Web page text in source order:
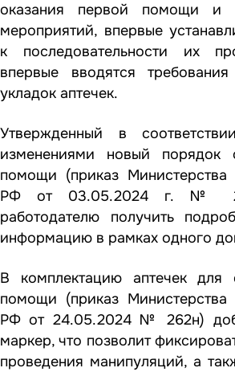
оказания первой помощи и
мероприятий, впервые
к последовательности их
впервые вводятся
укладок аптечек.
Утвержденный в
изменениями новый порядок
помощи (приказ Министерства
РФ от 03.05.2024 г. №
работодателю получить
информацию в рамках одного
В комплектацию аптечек для
помощи (приказ Министерства
РФ от 24.05.2024 № 262н)
маркер, что позволит
проведения манипуляций, а